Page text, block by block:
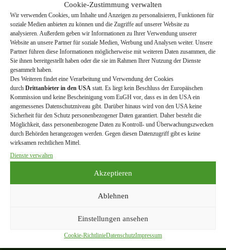
Cookie-Zustimmung verwalten
Wir verwenden Cookies, um Inhalte und Anzeigen zu personalisieren, Funktionen für
soziale Medien anbieten zu können und die Zugriffe auf unserer Website zu
analysieren. Außerdem geben wir Informationen zu Ihrer Verwendung unserer
Website an unsere Partner für soziale Medien, Werbung und Analysen weiter. Unsere
Partner führen diese Informationen möglicherweise mit weiteren Daten zusammen, die
Sie ihnen bereitgestellt haben oder die sie im Rahmen Ihrer Nutzung der Dienste
gesammelt haben.
Des Weiteren findet eine Verarbeitung und Verwendung der Cookies
durch Drittanbieter in den USA statt. Es liegt kein Beschluss der Europäischen
Kommission und keine Bescheinigung vom EuGH vor, dass es in den USA ein
angemessenes Datenschutzniveau gibt. Darüber hinaus wird von den USA keine
Sicherheit für den Schutz personenbezogener Daten garantiert. Daher besteht die
Möglichkeit, dass personenbezogene Daten zu Kontroll- und Überwachungszwecken
durch Behörden herangezogen werden. Gegen diesen Datenzugriff gibt es keine
wirksamen rechtlichen Mittel.
Dienste verwalten
Akzeptieren
Ablehnen
Einstellungen ansehen
Cookie-RichtlinieDatenschutzImpressum
Frohe Weihnachten und alles Gute
Platz für viele junge Meisen
Aktivitätenplan 2026 (11) Bienen (3) Bienenlehrpfad (4)
Biosphärenpark Wienerwald
Exkursion
(37) Ferienspiel (11)
Jahreshauptversammlung (3) Klima (3)
Küchenschellenwiese (11) LandFUE(h)Rerschein (4)
Malen (11) Malkurs (3) Müll (9) Nisthilfe (8)
Pflege (5) Pilz
Schulworkshop
Straßenmarkt (7)
Vogelrunde (4) Volksschule (7) Vortrag (6) Vögel (29)
Windschutzgürtelaktion (10)